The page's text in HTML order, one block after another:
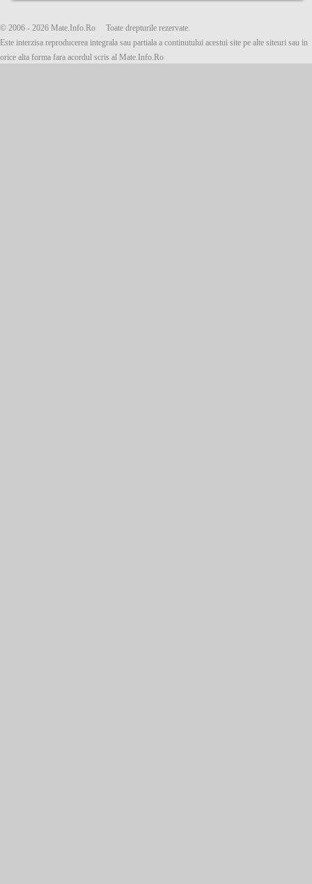
© 2006 - 2026 Mate.Info.Ro Toate drepturile rezervate.
Este interzisa reproducerea integrala sau partiala a continutului acestui site pe alte siteuri sau in
orice alta forma fara acordul scris al Mate.Info.Ro